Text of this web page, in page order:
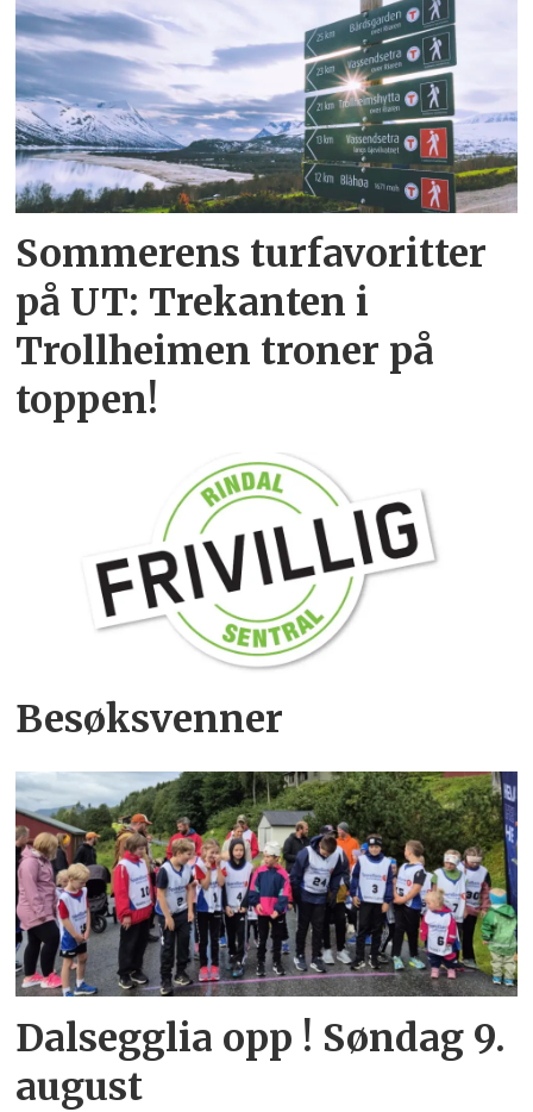
Sommerens turfavoritter
på UT: Trekanten i
Trollheimen troner på
toppen!
Besøksvenner
Dalsegglia opp ! Søndag 9.
august